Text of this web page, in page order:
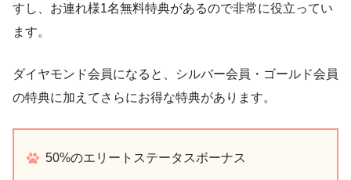
すし、お連れ様1名無料特典があるので非常に役立ってい
ます。
ダイヤモンド会員になると、シルバー会員・ゴールド会員
の特典に加えてさらにお得な特典があります。
50%のエリートステータスボーナス